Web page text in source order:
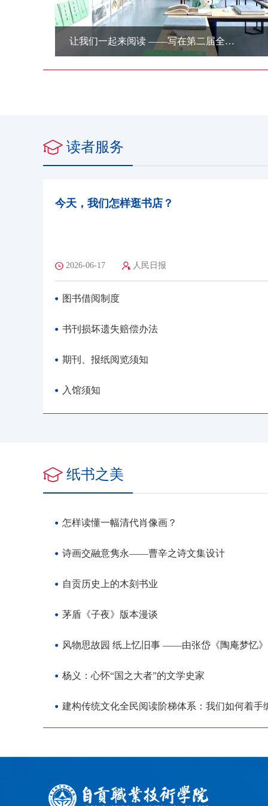
建设书香中国，第二届全民阅读大会将在杭州举办
读者服务
今天，我们怎样逛书店？
2026-06-17 人民日报
图书借阅制度
书刊损坏遗失赔偿办法
期刊、报纸阅览须知
入馆须知
纸书之美
怎样读懂一幅清代肖像画？
诗画交融意隽永——曹辛之诗文集设计
自贡历史上的木刻书业
茅盾《子夜》版本漫谈
风物思故园 纸上忆旧事 ——由张岱《陶庵梦忆
杨义：心怀“国之大者”的文学史家